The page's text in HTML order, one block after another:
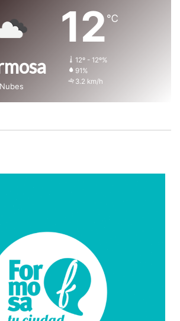
Nubes
12℃
12º - 12º%
91%
3.2 km/h